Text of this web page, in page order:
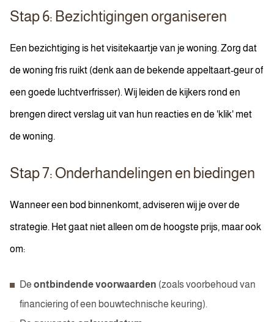
Stap 6: Bezichtigingen organiseren
Een bezichtiging is het visitekaartje van je woning. Zorg dat
de woning fris ruikt (denk aan de bekende appeltaart-geur of
een goede luchtverfrisser). Wij leiden de kijkers rond en
brengen direct verslag uit van hun reacties en de 'klik' met
de woning.
Stap 7: Onderhandelingen en biedingen
Wanneer een bod binnenkomt, adviseren wij je over de
strategie. Het gaat niet alleen om de hoogste prijs, maar ook
om:
De ontbindende voorwaarden (zoals voorbehoud van
financiering of een bouwtechnische keuring).